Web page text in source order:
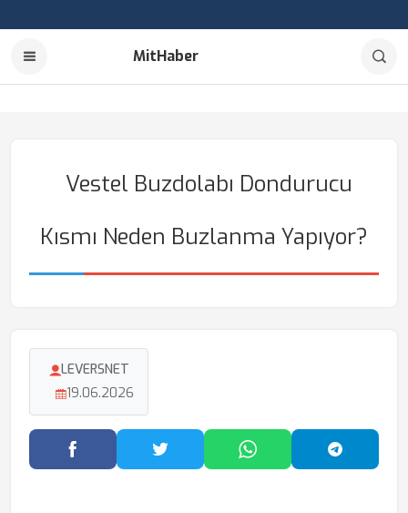
MitHaber
Vestel Buzdolabı Dondurucu
Kısmı Neden Buzlanma Yapıyor?
LEVERSNET
19.06.2026
Facebook'ta PaylaşTwitter'da PaylaşWhatsApp'ta Paylaş